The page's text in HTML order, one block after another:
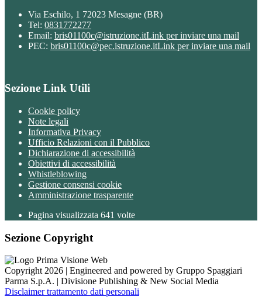
Via Eschilo, 1 72023 Mesagne (BR)
Tel: 0831772277
Email: bris01100c@istruzione.itLink per inviare una mail
PEC: bris01100c@pec.istruzione.itLink per inviare una mail
Sezione Link Utili
Cookie policy
Note legali
Informativa Privacy
Ufficio Relazioni con il Pubblico
Dichiarazione di accessibilità
Obiettivi di accessibilità
Whistleblowing
Gestione consensi cookie
Amministrazione trasparente
Pagina visualizzata 641 volte
Sezione Copyright
Copyright 2026 | Engineered and powered by Gruppo Spaggiari
Parma S.p.A. | Divisione Publishing & New Social Media
Disclaimer trattamento dati personali